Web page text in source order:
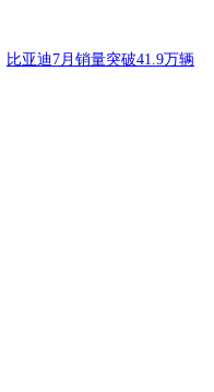
比亚迪7月销量突破41.9万辆